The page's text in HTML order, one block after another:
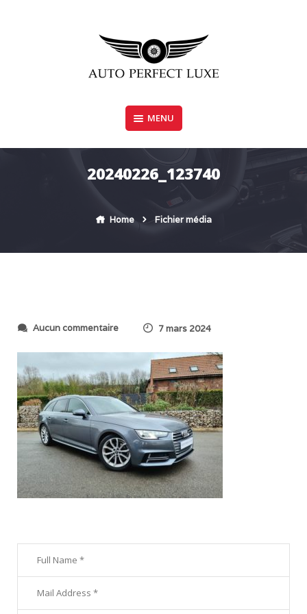
AUTO PERFECT LUXE
MENU
20240226_123740
Home Fichier média
Aucun commentaires
r
0
2
4
0
2
2
6
_
1
2
0
7 mars 2024